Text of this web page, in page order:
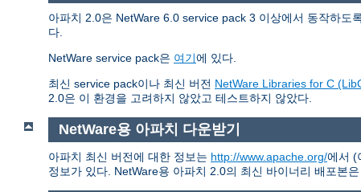
아파치 2.0은 NetWare 6.0 service pack 3 이상에서 동작하도
다.
NetWare service pack은 여기에 있다.
최신 service pack이나 최신 버전 NetWare Libraries for C
2.0은 이 환경을 고려하지 않았고 테스트하지 않았다.
NetWare용 아파치 다운받기
아파치 최신 버전에 대한 정보는 http://www.apache.org/에서 (
정보가 있다. NetWare용 아파치 2.0의 최신 바이너리 배포본은